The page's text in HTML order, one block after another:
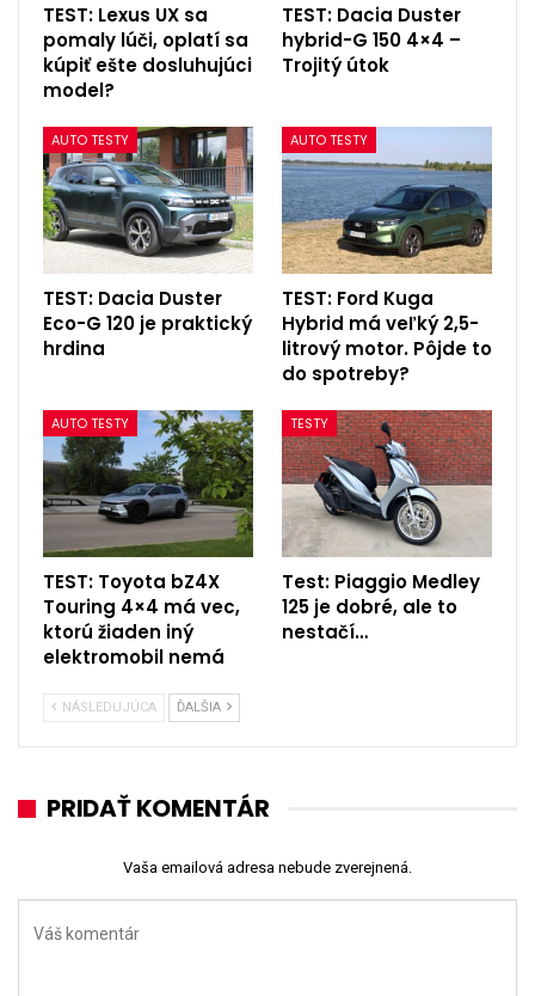
TEST: Lexus UX sa
pomaly lúči, oplatí sa
kúpiť ešte dosluhujúci
model?
TEST: Dacia Duster
hybrid-G 150 4×4 –
Trojitý útok
AUTO TESTY
TEST: Dacia Duster
Eco-G 120 je praktický
hrdina
AUTO TESTY
TEST: Ford Kuga
Hybrid má veľký 2,5-
litrový motor. Pôjde to
do spotreby?
AUTO TESTY
TEST: Toyota bZ4X
Touring 4×4 má vec,
ktorú žiaden iný
elektromobil nemá
TESTY
Test: Piaggio Medley
125 je dobré, ale to
nestačí…
NÁSLEDUJÚCA ĎALŠIA
PRIDAŤ KOMENTÁR
Vaša emailová adresa nebude zverejnená.